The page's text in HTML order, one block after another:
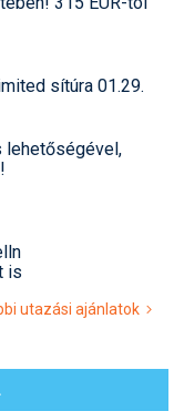
sítúra 01.29.
lehetőségével,
is
utazási ajánlatok